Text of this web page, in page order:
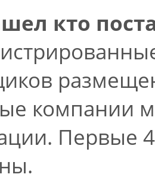
кто
компании
Первые